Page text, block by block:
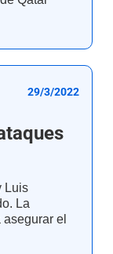
29/3/2022
Luis
La
el